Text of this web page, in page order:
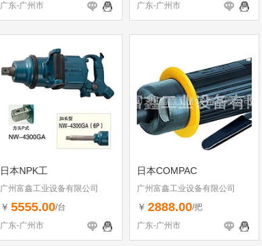
广东-广州市
广东-广州市
日本NPK工
广州富鑫工业设备有限公司
￥ 5555.00/台
广东-广州市
日本COMPAC
广州富鑫工业设备有限公司
￥ 2888.00/把
广东-广州市